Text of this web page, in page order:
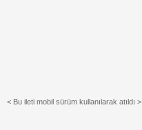
< Bu ileti mobil sürüm kullanılarak atıldı >